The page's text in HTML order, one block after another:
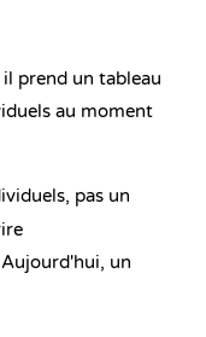
prend un tableau
au moment
pas un
un